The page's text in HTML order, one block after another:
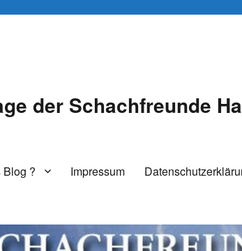
der Schachfreunde
Blog ? Impressum